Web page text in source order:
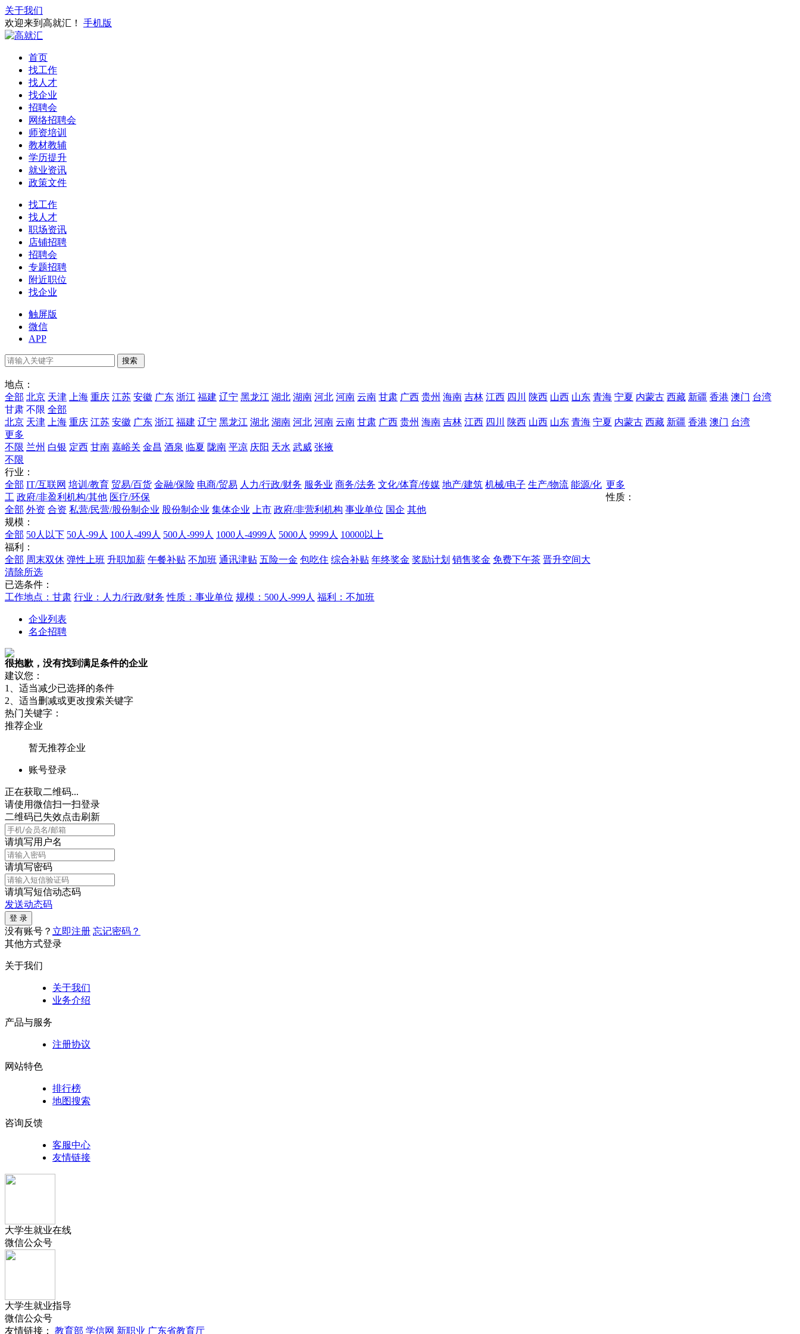
关于我们
欢迎来到高就汇！
手机版
首页
找工作
找人才
找企业
招聘会
网络招聘会
师资培训
教材教辅
学历提升
就业资讯
政策文件
找工作
找人才
职场资讯
店铺招聘
招聘会
专题招聘
附近职位
找企业
触屏版
微信
APP
地点：
全部 北京 天津 上海 重庆 江苏 安徽 广东 浙江 福建 辽宁 黑龙江 湖北 湖南 河北 河南 云南 甘肃 广西 贵州 海南 吉林 江西 四川 陕西 山西 山东 青海 宁夏 内蒙古 西藏 新疆 香港 澳门 台湾
甘肃 不限 全部
北京 天津 上海 重庆 江苏 安徽 广东 浙江 福建 辽宁 黑龙江 湖北 湖南 河北 河南 云南 甘肃 广西 贵州 海南 吉林 江西 四川 陕西 山西 山东 青海 宁夏 内蒙古 西藏 新疆 香港 澳门 台湾
更多
不限 兰州 白银 定西 甘南 嘉峪关 金昌 酒泉 临夏 陇南 平凉 庆阳 天水 武威 张掖
不限
行业：
全部 IT/互联网 培训/教育 贸易/百货 金融/保险 电商/贸易 人力/行政/财务 服务业 商务/法务 文化/体育/传媒 地产/建筑 机械/电子 生产/物流 能源/化
工 政府/非盈利机构/其他 医疗/环保
更多
性质：
全部 外资 合资 私营/民营/股份制企业 股份制企业 集体企业 上市 政府/非营利机构 事业单位 国企 其他
规模：
全部 50人以下 50人-99人 100人-499人 500人-999人 1000人-4999人 5000人 9999人 10000以上
福利：
全部 周末双休 弹性上班 升职加薪 午餐补贴 不加班 通讯津贴 五险一金 包吃住 综合补贴 年终奖金 奖励计划 销售奖金 免费下午茶 晋升空间大
清除所选
已选条件：
工作地点：甘肃 行业：人力/行政/财务 性质：事业单位 规模：500人-999人 福利：不加班
企业列表
名企招聘
很抱歉，没有找到满足条件的企业
建议您：
1、适当减少已选择的条件
2、适当删减或更改搜索关键字
热门关键字：
推荐企业
暂无推荐企业
账号登录
正在获取二维码...
请使用微信扫一扫登录
二维码已失效点击刷新
请填写用户名
请填写密码
请填写短信动态码
发送动态码
没有账号？ 立即注册 忘记密码？
其他方式登录
关于我们
关于我们
业务介绍
产品与服务
注册协议
网站特色
排行榜
地图搜索
咨询反馈
客服中心
友情链接
大学生就业在线
微信公众号
大学生就业指导
微信公众号
友情链接： 教育部 学信网 新职业 广东省教育厅